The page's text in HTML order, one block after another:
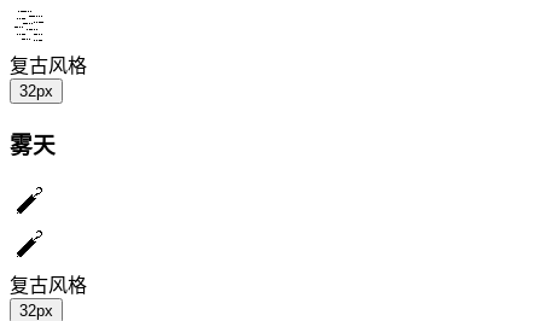
复古风格
32px
雾天
复古风格
32px